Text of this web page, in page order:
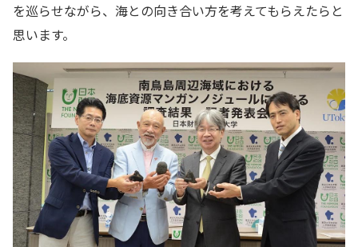
を巡らせながら、海との向き合い方を考えてもらえたらと
思います。